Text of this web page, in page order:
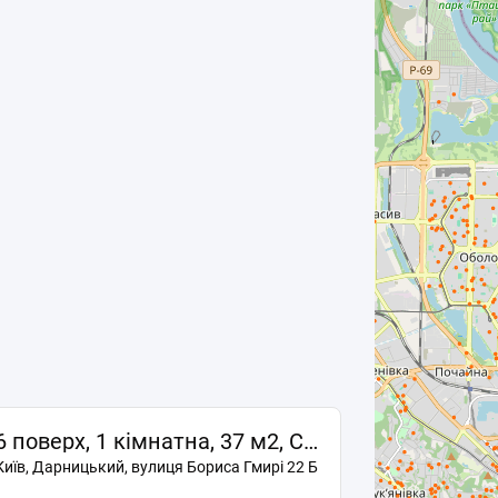
6 поверх, 1 кімнатна, 37 м2, Синевір, Патріотика
Дарницький, вулиця Бориса Гмирі 22 Б